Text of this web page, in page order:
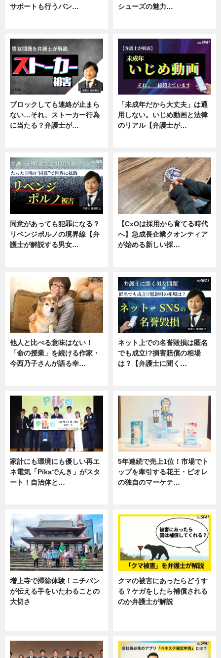
サポートも行うバン… シューズの魅力…
ブロックしても連絡が止まら
ない…それ、ストーカー行為
に当たる？弁護士が…
「未成年だから大丈夫」は通
用しない。いじめ動画と法律
のリアル【弁護士が…
同意があっても犯罪になる？
リベンジポルノの境界線【弁
護士が解説する男女…
【CxOは採用から育てる時代
へ】急成長企業クオンティア
が始める新しい採…
他人と比べる意味はない！
「命の授業」を続ける作家・
今西乃子さんが語る幸…
ネット上での名誉毀損は匿名
でも成立!?損害賠償の相場
は？【弁護士に聞く…
家計にも環境にも優しい再エ
ネ電気「Pikaでんき」がスタ
ート！自治体と…
5年連続で売上1位！市場でト
ップを牽引する花王・ビオレ
の独自のマーケテ…
増上寺で掃除体験！ニチバン
が伝える手をいたわることの
大切さ
クマの被害にあったらどうす
る？ケガをしたら補償される
のか弁護士が解説